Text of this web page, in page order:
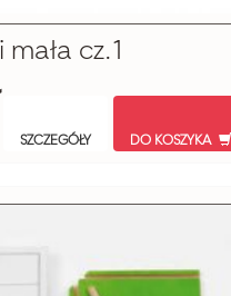
cz.1
SZCZEGÓŁY DO KOSZYKA